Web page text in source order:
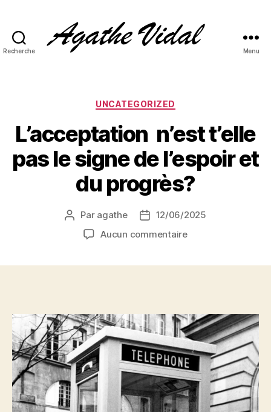
Recherche
appliquée,
discernement
Menu
Catégories
UNCATEGORIZED
L’acceptation n’est t’elle
pas le signe de l’espoir et
du progrès?
Auteur
l’article
Par agathe
Date12/06/2025
Aucun commentairesur
signe
de
l’espoir
et
du
progrès?